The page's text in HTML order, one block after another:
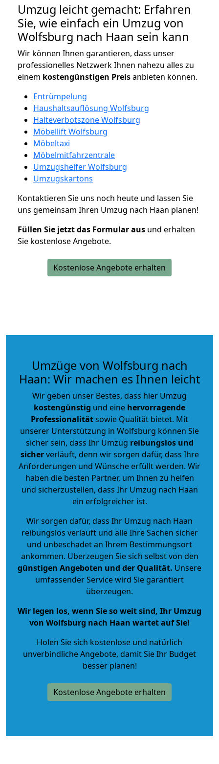
Umzug leicht gemacht: Erfahren
Sie, wie einfach ein Umzug von
Wolfsburg nach Haan sein kann
Wir können Ihnen garantieren, dass unser
professionelles Netzwerk Ihnen nahezu alles zu
einem kostengünstigen Preisanbieten können.
Entrümpelung
Haushaltsauflösung Wolfsburg
Halteverbotszone Wolfsburg
Möbellift Wolfsburg
Möbeltaxi
Möbelmitfahrzentrale
Umzugshelfer Wolfsburg
Umzugskartons
Kontaktieren Sie uns noch heute und lassen Sie
uns gemeinsam Ihren Umzug nach Haan planen!
Füllen Sie jetzt das Formular aus und erhalten
Sie kostenlose Angebote.
Kostenlose Angebote erhalten
Umzüge von Wolfsburg nach
Haan: Wir machen es Ihnen leicht
Wir geben unser Bestes, dass hier Umzug
kostengünstig und eine hervorragende
Professionalitätsowie Qualität bietet. Mit
unserer Unterstützung in Wolfsburg können Sie
sicher sein, dass Ihr Umzug reibungslos und
sicherverläuft, denn wir sorgen dafür, dass Ihre
Anforderungen und Wünsche erfüllt werden. Wir
haben die besten Partner, um Ihnen zu helfen
und sicherzustellen, dass Ihr Umzug nach Haan
ein erfolgreicher ist.
Wir sorgen dafür, dass Ihr Umzug nach Haan
reibungslos verläuft und alle Ihre Sachen sicher
und unbeschadet an Ihrem Bestimmungsort
ankommen. Überzeugen Sie sich selbst von den
günstigen Angeboten und der Qualität. Unsere
umfassender Service wird Sie garantiert
überzeugen.
Wir legen los, wenn Sie so weit sind, Ihr Umzug
von Wolfsburg nach Haan wartet auf Sie!
Holen Sie sich kostenlose und natürlich
unverbindliche Angebote, damit Sie Ihr Budget
besser planen!
Kostenlose Angebote erhalten